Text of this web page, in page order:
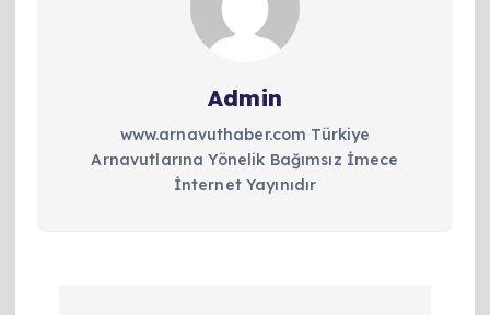
Admin
www.arnavuthaber.com Türkiye
Arnavutlarına Yönelik Bağımsız İmece
İnternet Yayınıdır